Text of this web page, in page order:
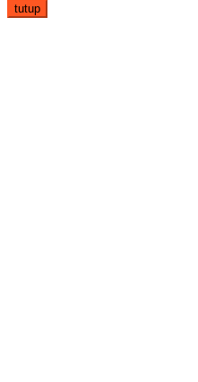
tutup